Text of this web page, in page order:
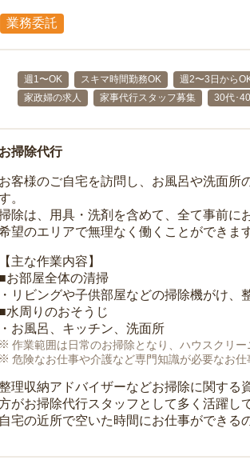
業務委託
週1〜OK スキマ時間勤務OK 週2〜3日から
家政婦の求人
家事代行スタッフ募集 30代･
お掃除代行
お客様のご自宅を訪問し、お風呂や洗面所
。
除は、用具・洗剤を含めて、全て事前に
望のエリアで無理なく働くことができます
【主な作業内容】
■お部屋全体の清掃
・リビングや子供部屋などの掃除機がけ、
■水周りのおそうじ
・お風呂、キッチン、洗面所
作業範囲は日常のお掃除となり、ハウスクリー
危険なお仕事や介護など専門知識が必要なお仕
理収納アドバイザーなどお掃除に関する
がお掃除代行スタッフとして多く活躍し
自宅の近所で空いた時間にお仕事ができる